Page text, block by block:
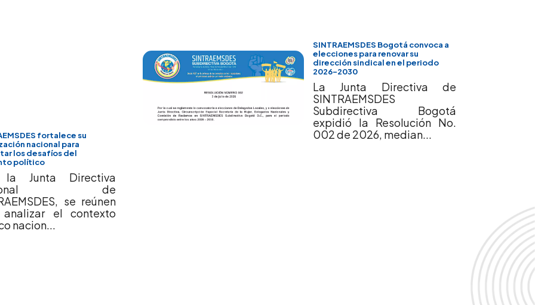
fortalece su
nacional para
los desafíos del
político
la Junta Directiva
de
se reúnen
el contexto
nacion...
SINTRAEMSDES Bogotá convoca a
elecciones para renovar su
dirección sindical en el periodo
2026–2030
La Junta Directiva de
SINTRAEMSDES
Subdirectiva Bogotá
expidió la Resolución No.
002 de 2026, median...